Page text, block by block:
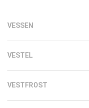
VESSEN
VESTEL
VESTFROST